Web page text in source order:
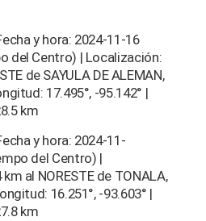
y hora: 2024-11-16
del Centro) | Localización:
de SAYULA DE ALEMAN,
17.495°, -95.142° |
km
y hora: 2024-11-
del Centro) |
al NORESTE de TONALA,
16.251°, -93.603° |
km